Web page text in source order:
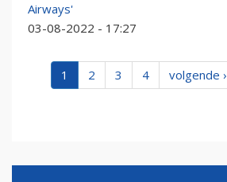
Airways'
03-08-2022 - 17:27
1 2 3 4 volgende ›